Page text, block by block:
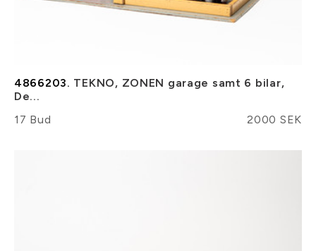
4866203. TEKNO, ZONEN garage samt 6 bilar,
De...
17 Bud
2000 SEK